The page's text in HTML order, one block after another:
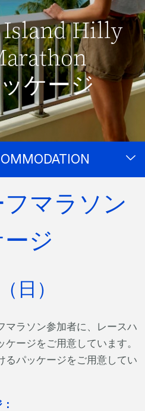
Hilly
ケージ
マラソン
ジ
日）
マラソン参加者に、レースハ
ージをご用意しています。
るパッケージをご用意してい